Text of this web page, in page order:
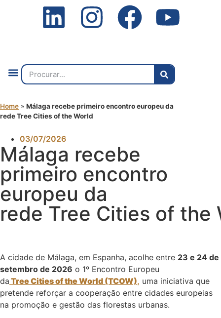
Home » Málaga recebe primeiro encontro europeu da
rede Tree Cities of the World
03/07/2026
Málaga recebe
primeiro encontro
europeu da
rede Tree Cities of the
A cidade de Málaga, em Espanha, acolhe entre 23 e 24 de
setembro de 2026 o 1º Encontro Europeu
da Tree Cities of the World (TCOW), uma iniciativa que
pretende reforçar a cooperação entre cidades europeias
na promoção e gestão das florestas urbanas.